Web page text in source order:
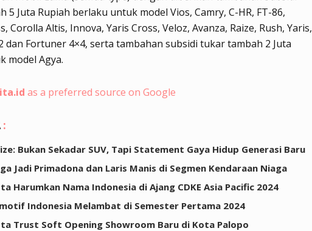
5 Juta Rupiah berlaku untuk model Vios, Camry, C-HR, FT-86,
Corolla Altis, Innova, Yaris Cross, Veloz, Avanza, Raize, Rush, Yaris,
dan Fortuner 4×4, serta tambahan subsidi tukar tambah 2 Juta
model Agya.
as a preferred source on Google
:
Bukan Sekadar SUV, Tapi Statement Gaya Hidup Generasi Baru
Jadi Primadona dan Laris Manis di Segmen Kendaraan Niaga
Harumkan Nama Indonesia di Ajang CDKE Asia Pacific 2024
Indonesia Melambat di Semester Pertama 2024
Trust Soft Opening Showroom Baru di Kota Palopo